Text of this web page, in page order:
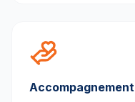
Accompagnement